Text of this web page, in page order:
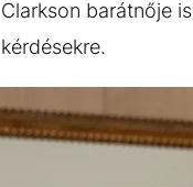
Clarkson barátnője
kérdésekre.